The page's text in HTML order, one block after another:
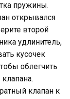
пружины.
открывался
второй
удлинитель,
кусочек
облегчить
клапан к